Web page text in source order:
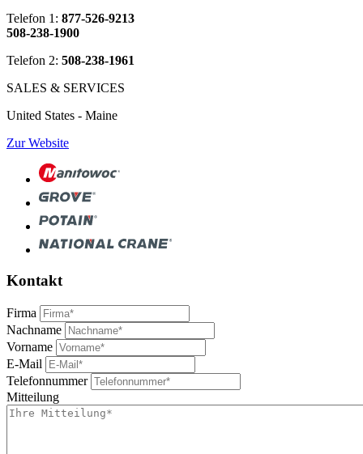
Telefon 1: 877-526-9213
508-238-1900
Telefon 2: 508-238-1961
SALES & SERVICES
United States - Maine
Zur Website
Kontakt
Firma
Nachname
Vorname
E-Mail
Telefonnummer
Mitteilung